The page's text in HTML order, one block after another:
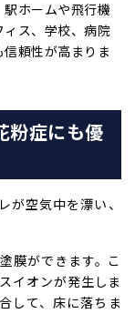
ホームや飛行機
ス、学校、病院
頼性が高まりま
粉症にも優
が空気中を漂い、
膜ができます。こ
イオンが発生しま
して、床に落ちま